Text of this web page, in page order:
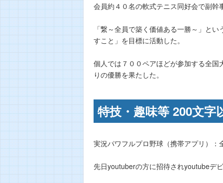
会員約４０名の軟式テニス同好会で副幹
「繋～全員で築く価値ある一勝～」と
すこと」を目標に活動した。
個人では７００ペアほどが参加する全
りの優勝を果たした。
特技・趣味等 200文字
実況パワフルプロ野球（携帯アプリ）
先日youtuberの方に招待されyoutubeデ